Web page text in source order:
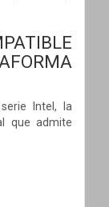
Intel, la
que admite